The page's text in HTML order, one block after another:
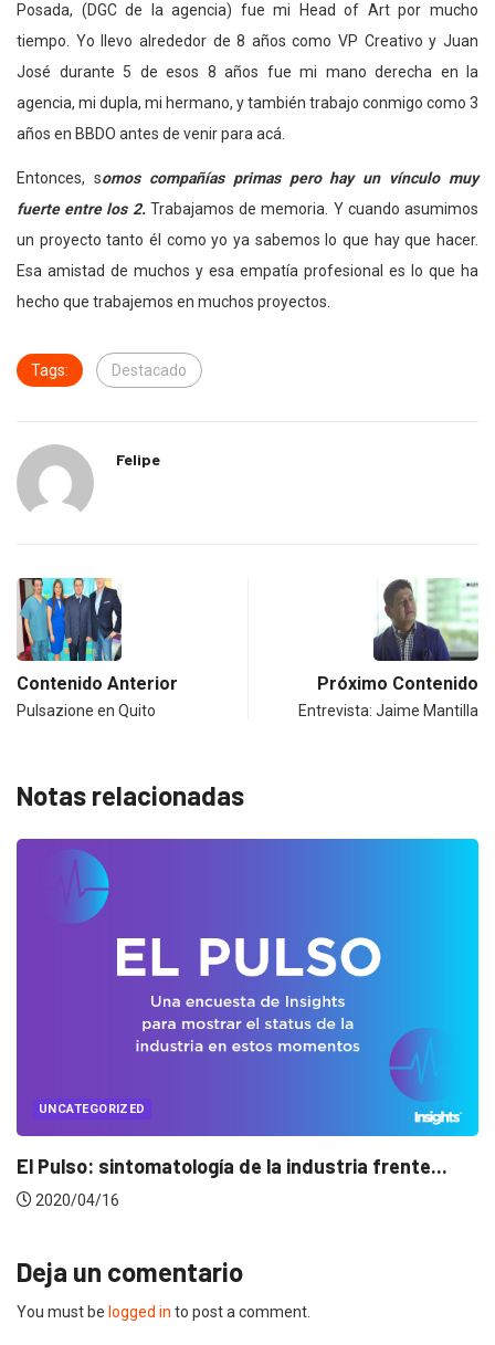
Posada, (DGC de la agencia) fue mi Head of Art por mucho
tiempo. Yo llevo alrededor de 8 años como VP Creativo y Juan
José durante 5 de esos 8 años fue mi mano derecha en la
agencia, mi dupla, mi hermano, y también trabajo conmigo como 3
años en BBDO antes de venir para acá.
Entonces, somos compañías primas pero hay un vínculo muy
fuerte entre los 2.Trabajamos de memoria. Y cuando asumimos
un proyecto tanto él como yo ya sabemos lo que hay que hacer.
Esa amistad de muchos y esa empatía profesional es lo que ha
hecho que trabajemos en muchos proyectos.
Tags: Destacado
Felipe
Contenido Anterior
Pulsazione en Quito
Próximo Contenido
Entrevista: Jaime Mantilla
Notas relacionadas
UNCATEGORIZED
Conectados en época de pausa
2020/04/14
Deja un comentario
You must be logged in to post a comment.